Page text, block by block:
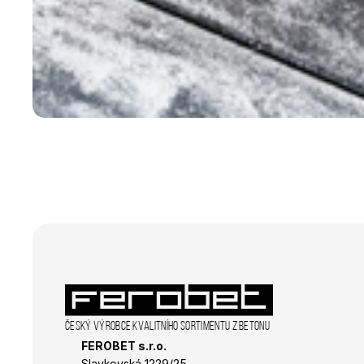
Český výrobce kvalitního sortimentu z betonu
FEROBET s.r.o.
Název
_ga_R98VL1VNQ0
_gid
Název
sid